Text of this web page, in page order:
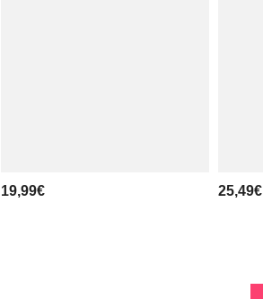
19,99€ 25,49€